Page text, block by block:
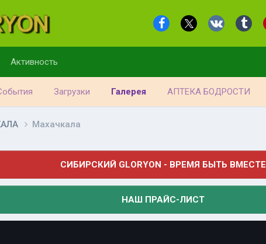
Загрузки Галерея АПТЕКА БОДРОСТИ
Активность
Махачкала
СИБИРСКИЙ GLORYON - ВРЕМЯ БЫТЬ ВМЕСТЕ
НАШ ПРАЙС-ЛИСТ